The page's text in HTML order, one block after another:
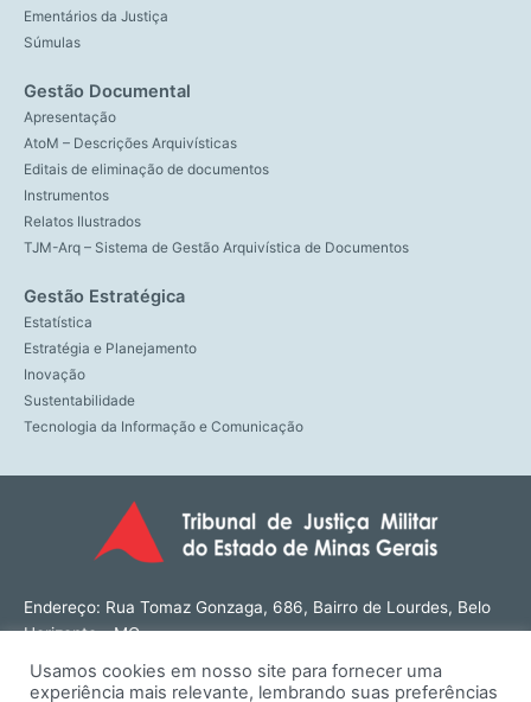
Ementários da Justiça
Súmulas
Gestão Documental
Apresentação
AtoM – Descrições Arquivísticas
Editais de eliminação de documentos
Instrumentos
Relatos Ilustrados
TJM-Arq – Sistema de Gestão Arquivística de Documentos
Gestão Estratégica
Estatística
Estratégia e Planejamento
Inovação
Sustentabilidade
Tecnologia da Informação e Comunicação
Endereço: Rua Tomaz Gonzaga, 686, Bairro de Lourdes, Belo
Horizonte - MG
Tel: (31) 3274-1566
Usamos cookies em nosso site para fornecer uma
experiência mais relevante, lembrando suas preferências